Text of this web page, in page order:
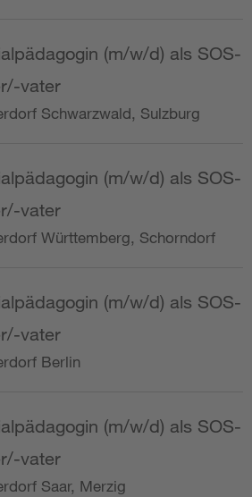
(m/w/d) als SOS-
vater
Schwarzwald, Sulzburg
(m/w/d) als SOS-
vater
Württemberg, Schorndorf
(m/w/d) als SOS-
vater
Berlin
(m/w/d) als SOS-
vater
Saar, Merzig